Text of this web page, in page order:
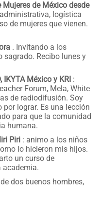
de México desde
logística
de mujeres que vienen.
. Invitando a los
sagrado. Recibo lunes y
México y KRI :
Forum, Mela, White
de radiodifusión. Soy
lograr. Es una lección
para que la comunidad
humana.
Piri : animo a los niños
lo hicieron mis hijos.
un curso de
academia.
dos buenos hombres,